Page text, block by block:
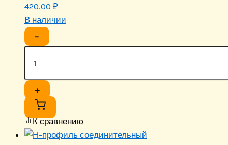
420.00 ₽
В наличии
−
+
К сравнению